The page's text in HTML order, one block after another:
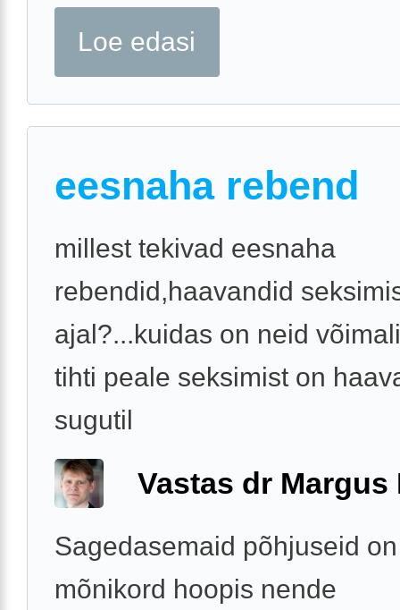
Loe edasi
eesnaha rebend
millest tekivad eesnaha
rebendid,haavandid
ajal?...kuidas on neid
tihti peale seksimist on
sugutil
Vastas dr Margus
Sagedasemaid põhjuseid
mõnikord hoopis nende